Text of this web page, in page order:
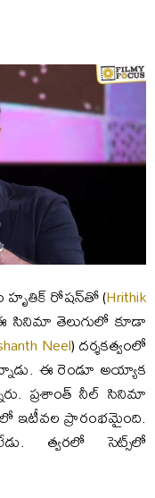
హృతిక్‌ రోషన్‌తో (Hrithik
సినిమా తెలుగులో కూడా
Neel) దర్శకత్వంలో
ఈ రెండూ అయ్యాక
ప్రశాంత్‌ నీల్‌ సినిమా
ఇటీవల ప్రారంభమైంది.
త్వరలో సెట్స్‌లో